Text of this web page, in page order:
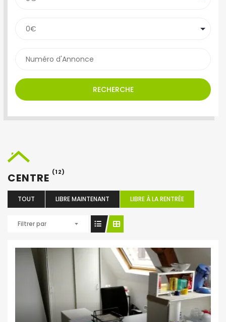
RECHERCHE
CENTRE (12)
TOUT LIBRE MAINTENANT LIBRE À LA RENTRÉE
Filtrer par